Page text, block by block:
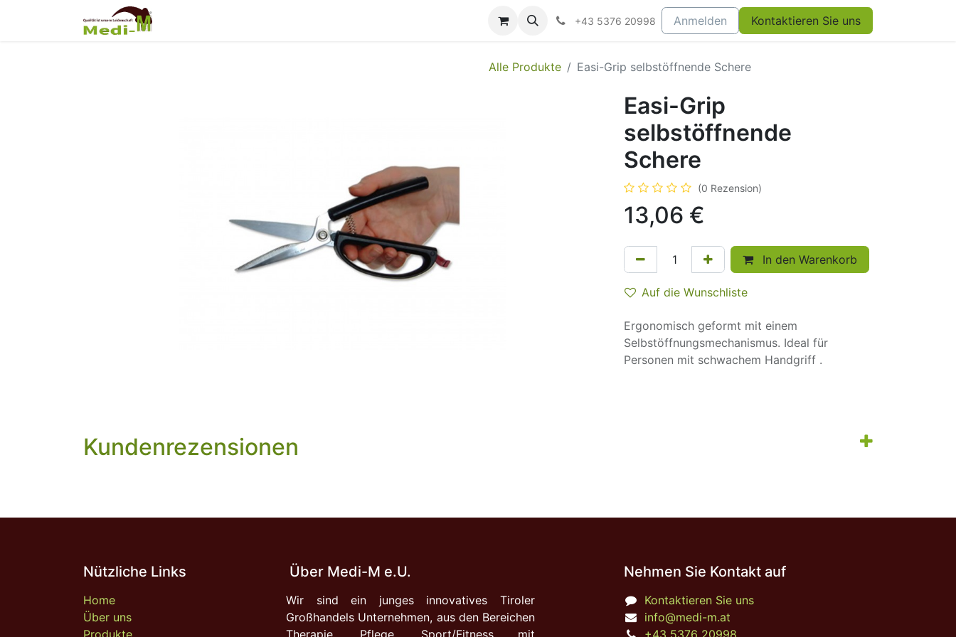
Messen/Veranstaltungen Downloads Hilfe
+43 5376 20998 Anmelden Kontaktieren Sie uns
Alle Produkte Easi-Grip selbstöffnende Schere
Easi-Grip
selbstöffnende
Schere
(0 Rezension)
13,06 €
In den Warenkorb
Auf die Wunschliste
Ergonomisch geformt mit einem
Selbstöffnungsmechanismus. Ideal für
Personen mit schwachem Handgriff .
Kundenrezensionen
Nützliche Links
Home
Über uns
Produkte
Über Medi-M e.U.
Wir sind ein junges innovatives Tiroler
Großhandels Unternehmen, aus den Bereichen
Therapie, Pflege, Sport/Fitness mit
Nehmen Sie Kontakt auf
Kontaktieren Sie uns
info@medi-m.at
+43 5376 20998